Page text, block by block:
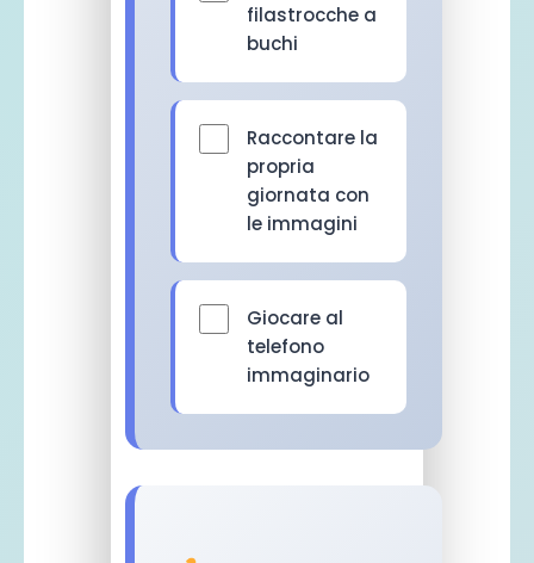
filastrocche a
buchi
Raccontare la
propria
giornata con
le immagini
Giocare al
telefono
immaginario